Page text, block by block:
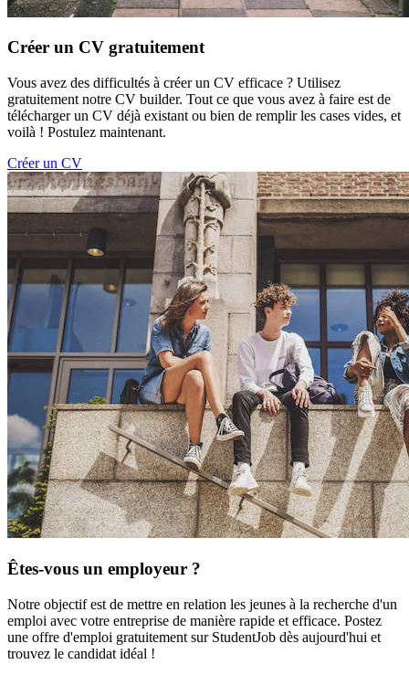
Créer un CV gratuitement
Vous avez des difficultés à créer un CV efficace ? Utilisez
gratuitement notre CV builder. Tout ce que vous avez à faire est de
télécharger un CV déjà existant ou bien de remplir les cases vides, et
voilà ! Postulez maintenant.
Créer un CV
Êtes-vous un employeur ?
Notre objectif est de mettre en relation les jeunes à la recherche d'un
emploi avec votre entreprise de manière rapide et efficace. Postez
une offre d'emploi gratuitement sur StudentJob dès aujourd'hui et
trouvez le candidat idéal !